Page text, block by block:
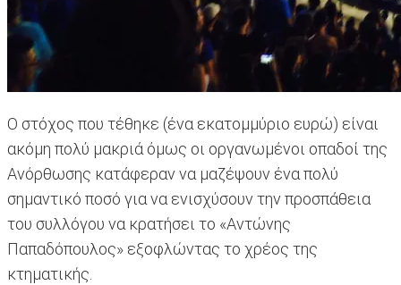
Ο στόχος που τέθηκε (ένα εκατομμύριο ευρώ) είναι
ακόμη πολύ μακριά όμως οι οργανωμένοι οπαδοί της
Ανόρθωσης κατάφεραν να μαζέψουν ένα πολύ
σημαντικό ποσό για να ενισχύσουν την προσπάθεια
του συλλόγου να κρατήσει το «Αντώνης
Παπαδόπουλος» εξοφλώντας το χρέος της
κτηματικής.